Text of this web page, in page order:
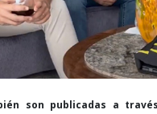
son publicadas a